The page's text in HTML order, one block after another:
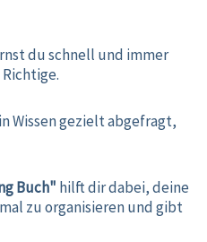
du schnell und immer
Wissen gezielt abgefragt,
Buch" hilft dir dabei, deine
zu organisieren und gibt